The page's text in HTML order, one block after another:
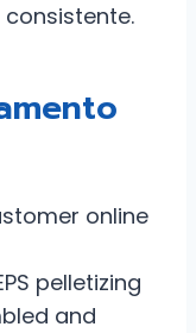
online
pelletizing
and